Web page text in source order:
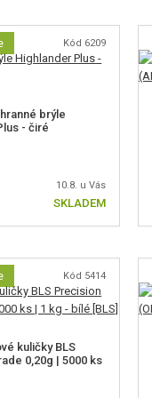
Kód 6209
brýle
- čiré
10.8. u Vás
SKLADEM
Kód 5414
kuličky BLS
0,20g | 5000 ks